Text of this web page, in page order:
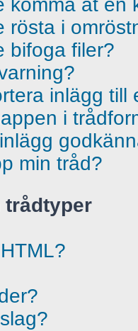
komma åt en
rösta i
bifoga filer?
inlägg till
i
min tråd?
trådtyper